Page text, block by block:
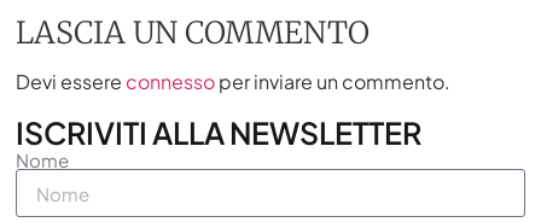
LASCIA UN COMMENTO
Devi essere connessoper inviare un commento.
ISCRIVITI ALLA NEWSLETTER
Nome